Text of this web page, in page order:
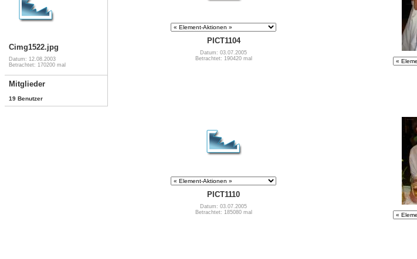
Cimg1522.jpg
Datum: 12.08.2003
Betrachtet: 170200 mal
Mitglieder
19 Benutzer
PICT1104
Datum: 03.07.2005
Betrachtet: 190420 mal
PICT1110
Datum: 03.07.2005
Betrachtet: 185080 mal